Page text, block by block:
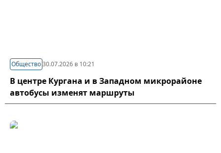
Общество30.07.2026 в 10:21
В центре Кургана и в Западном микрорайоне
автобусы изменят маршруты